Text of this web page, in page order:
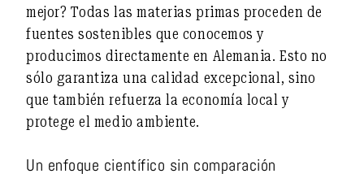
mejor? Todas las materias primas proceden de
fuentes sostenibles que conocemos y
producimos directamente en Alemania. Esto no
sólo garantiza una calidad excepcional, sino
que también refuerza la economía local y
protege el medio ambiente.
Un enfoque científico sin comparación